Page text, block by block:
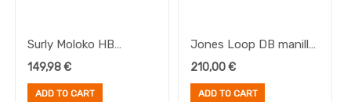
Surly Moloko HB
31.8mm
149,98€
ADD TO CART
Jones Loop DB manillar
710 negro
210,00€
ADD TO CART